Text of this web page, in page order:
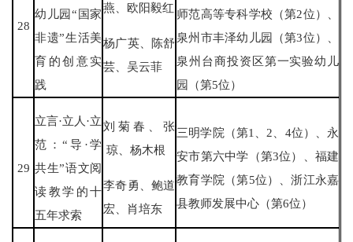
28
幼儿园“国家
非遗”生活美
育的创意实
践
燕、欧阳毅红
杨广英、陈舒
芸、吴云菲
师范高等专科学校（第2位）、
泉州市丰泽幼儿园（第3位）、
泉州台商投资区第一实验幼儿
园（第5位）
29
立言·立人·立
范：“导·学
共生”语文阅
读教学的十
五年求索
刘菊春、张
琼、杨木根
李奇勇、鲍道
宏、肖培东
三明学院（第1、2、4位）、永
安市第六中学（第3位）、福建
教育学院（第5位）、浙江永嘉
县教师发展中心（第6位）